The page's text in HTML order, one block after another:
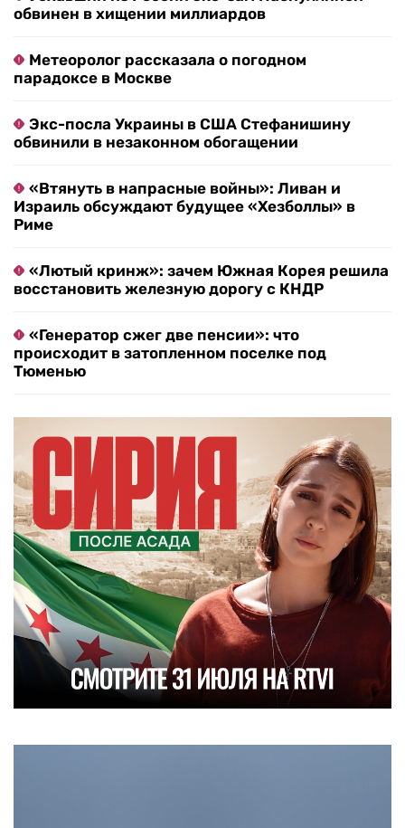
обвинен в хищении миллиардов
Метеоролог рассказала о погодном
парадоксе в Москве
Экс-посла Украины в США Стефанишину
обвинили в незаконном обогащении
«Втянуть в напрасные войны»: Ливан и
Израиль обсуждают будущее «Хезболлы» в
Риме
«Лютый кринж»: зачем Южная Корея решила
восстановить железную дорогу с КНДР
«Генератор сжег две пенсии»: что
происходит в затопленном поселке под
Тюменью